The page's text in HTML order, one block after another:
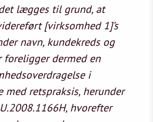
lægges til grund, at
[virksomhed 1]’s
navn, kundekreds og
foreligger dermed en
i
med retspraksis, herunder
hvorefter